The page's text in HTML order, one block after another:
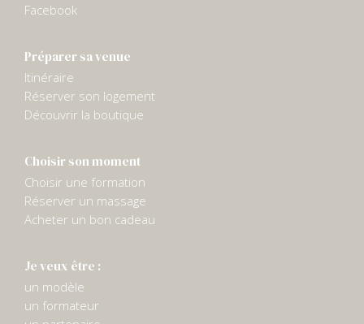
Facebook
Préparer sa venue
Itinéraire
Réserver son logement
Découvrir la boutique
Choisir son moment
Choisir une formation
Réserver un massage
Acheter un bon cadeau
Je veux être :
un modèle
un formateur